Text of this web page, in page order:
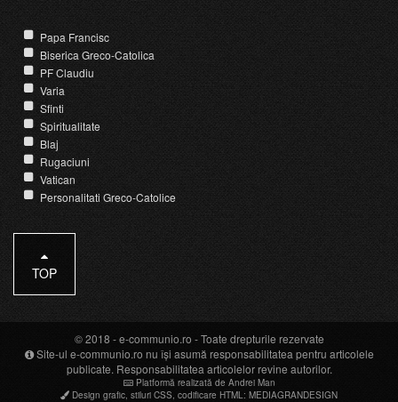
Papa Francisc
Biserica Greco-Catolica
PF Claudiu
Varia
Sfinti
Spiritualitate
Blaj
Rugaciuni
Vatican
Personalitati Greco-Catolice
TOP
© 2018 -e-communio.ro - Toate drepturile rezervate
Site-ul e-communio.ro nu își asumă responsabilitatea pentru articolele
publicate. Responsabilitatea articolelor revine autorilor.
Platformă realizată de Andrei Man
Design grafic stiluri CSS codificare HTML : MEDIAGRANDESIGN